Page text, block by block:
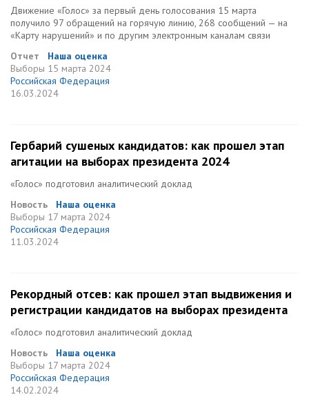
Движение «Голос» за первый день голосования 15 марта
получило 97 обращений на горячую линию, 268 сообщений — на
«Карту нарушений» и по другим электронным каналам связи
Отчет
Наша оценка
Выборы 15 марта 2024
Российская Федерация
16.03.2024
Гербарий сушеных кандидатов: как прошел этап
агитации на выборах президента 2024
«Голос» подготовил аналитический доклад
Новость
Наша оценка
Выборы 17 марта 2024
Российская Федерация
11.03.2024
Рекордный отсев: как прошел этап выдвижения и
регистрации кандидатов на выборах президента
«Голос» подготовил аналитический доклад
Новость
Наша оценка
Выборы 17 марта 2024
Российская Федерация
14.02.2024